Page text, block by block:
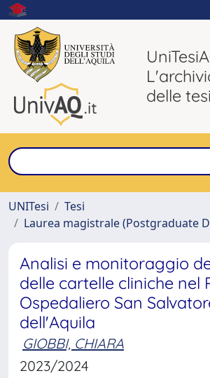
delle
UNITesi
Tesi
Laurea magistrale (Postgraduate
Analisi e monitoraggio
delle cartelle cliniche nel
Ospedaliero San
dell'Aquila
GIOBBI, CHIARA
2023/2024